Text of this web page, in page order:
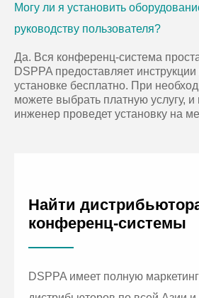
Могу ли я установить
руководству пользователя?
Да. Вся конференц-система
DSPPA предоставляет
установке бесплатно. При
можете выбрать платную услугу,
инженер проведет установку на
Найти
конференц-системы
DSPPA имеет полную